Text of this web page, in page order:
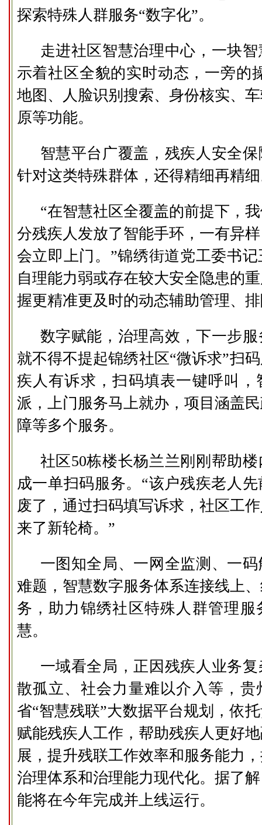
探索特殊人群服务“数字化”。
走进社区智慧治理中心，一块
示着社区全貌的实时动态，一旁的
地图、人脸识别搜索、身份核实、
原等功能。
智慧平台广覆盖，残疾人安全
针对这类特殊群体，还得精细再精
“在智慧社区全覆盖的前提下，
分残疾人发放了智能手环，一有异
会立即上门。”锦绣街道党工委书
自理能力弱或存在较大安全隐患的
握更精准更及时的动态辅助管理、
数字赋能，治理高效，下一步
就不得不提起锦绣社区“微诉求”扫
疾人有诉求，扫码填表一键呼叫，
派，上门服务马上就办，项目涵盖
障等多个服务。
社区50栋楼长杨兰兰刚刚帮助
成一单扫码服务。“该户残疾老人
废了，通过扫码填写诉求，社区工
来了新轮椅。”
一图知全局、一网全监测、一
难题，智慧数字服务体系连接线上
务，助力锦绣社区特殊人群管理服
慧。
一域看全局，正因残疾人业务
散孤立、社会力量难以介入等，贵
省“智慧残联”大数据平台规划，依
赋能残疾人工作，帮助残疾人更好
展，提升残联工作效率和服务能力
治理体系和治理能力现代化。据了
能将在今年完成并上线运行。